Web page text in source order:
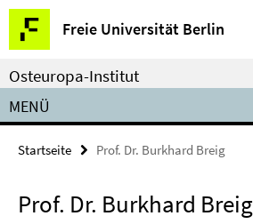
Springe
direkt
zu
Inhalt
Freie Universität Berlin
Service-
Navigation
Osteuropa-Institut
MENÜ
Startseite Prof. Dr. Burkhard Breig
Prof. Dr. Burkhard Breig